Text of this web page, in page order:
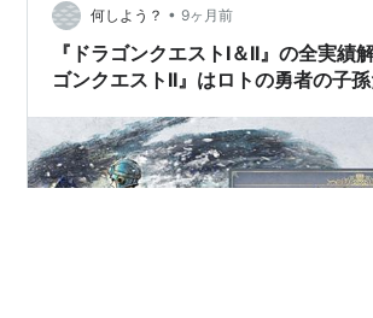
何しよう？ • 9ヶ月前
『ドラゴンクエストI＆II』の全実績
ゴンクエストII』はロトの勇者の子
その現代でも通じる面白さがありま